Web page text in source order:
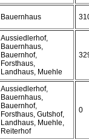
Bauernhaus
Aussiedlerhof,
Bauernhaus,
Bauernhof,
Forsthaus,
Landhaus, Muehle
Aussiedlerhof,
Bauernhaus,
Bauernhof,
Forsthaus, Gutshof,
Landhaus, Muehle,
Reiterhof
0